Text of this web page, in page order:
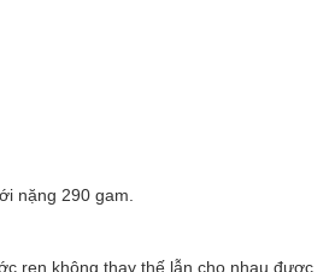
nặng 290 gam.
ren không thay thế lẫn cho nhau được.